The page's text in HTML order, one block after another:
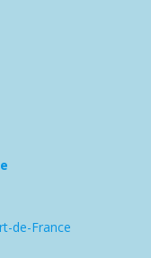
de-France